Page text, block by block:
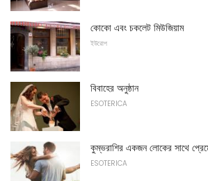
কোকো এবং চকলেট মিউজিয়াম
ইউরোপ
বিবাহের অনুষ্ঠান
ESOTERICA
কুম্ভরাশির একজন লোকের সাথে
ESOTERICA